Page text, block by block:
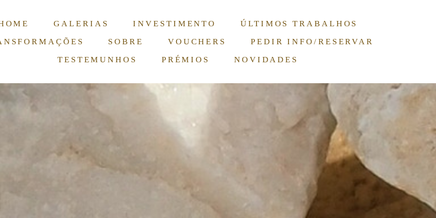
GALERIAS INVESTIMENTO
ÚLTIMOS TRABALHOS
SOBRE VOUCHERS
PEDIR INFO/RESERVAR
TESTEMUNHOS
PRÉMIOS NOVIDADES